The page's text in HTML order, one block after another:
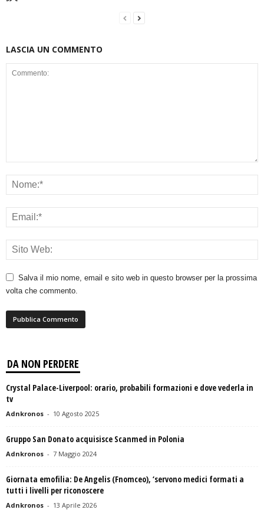
LASCIA UN COMMENTO
Salva il mio nome, email e sito web in questo browser per la prossima
volta che commento.
DA NON PERDERE
Crystal Palace-Liverpool: orario, probabili formazioni e dove vederla in
tv
Adnkronos - 10 Agosto 2025
Gruppo San Donato acquisisce Scanmed in Polonia
Adnkronos - 7 Maggio 2024
Giornata emofilia: De Angelis (Fnomceo), ‘servono medici formati a
tutti i livelli per riconoscere
Adnkronos - 13 Aprile 2026